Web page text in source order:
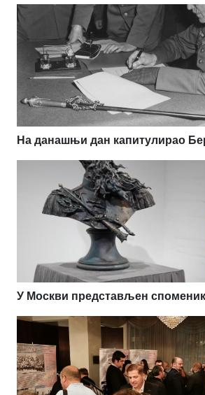
На данашњи дан капитулирао
У Москви представљен споменик